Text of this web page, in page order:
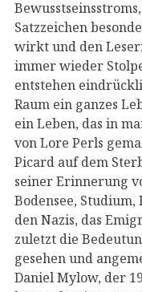
Satzzeichen
wirkt und den
immer wieder
entstehen
Raum ein ganzes
ein Leben, das in
von Lore Perls
Picard auf dem
seiner Erinnerung
Bodensee,
den Nazis, das
zuletzt die
gesehen und
Daniel Mylow, der